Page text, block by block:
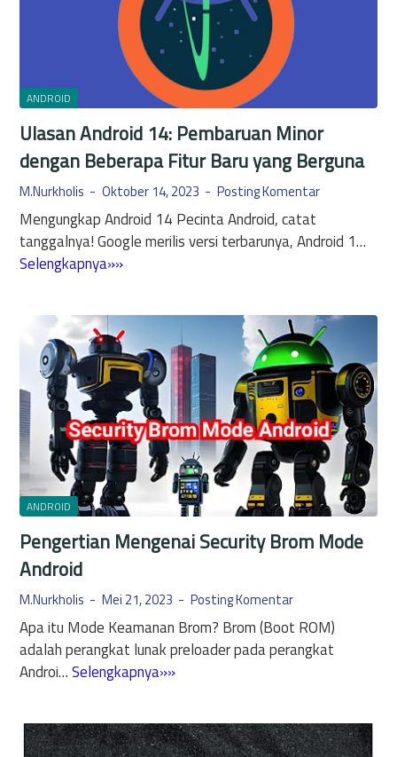
N
R
M
B
y
p
a
s
s
d
r
o
i
d
1
1
d
a
n
K
n
t
u
n
a
n
ANDROID
Ulasan Android 14: Pembaruan Minor
dengan Beberapa Fitur Baru yang Berguna
M.Nurkholis Oktober 14, 2023 Posting Komentar
Mengungkap Android 14 Pecinta Android, catat
tanggalnya! Google merilis versi terbarunya, Android 1…
Selengkapnya»»
s
a
n
A
n
d
r
o
i
d
1
e
m
b
r
u
ANDROID
Pengertian Mengenai Security Brom Mode
Android
M.Nurkholis Mei 21, 2023 Posting Komentar
Apa itu Mode Keamanan Brom? Brom (Boot ROM)
adalah perangkat lunak preloader pada perangkat
Androi…Selengkapnya»»
g